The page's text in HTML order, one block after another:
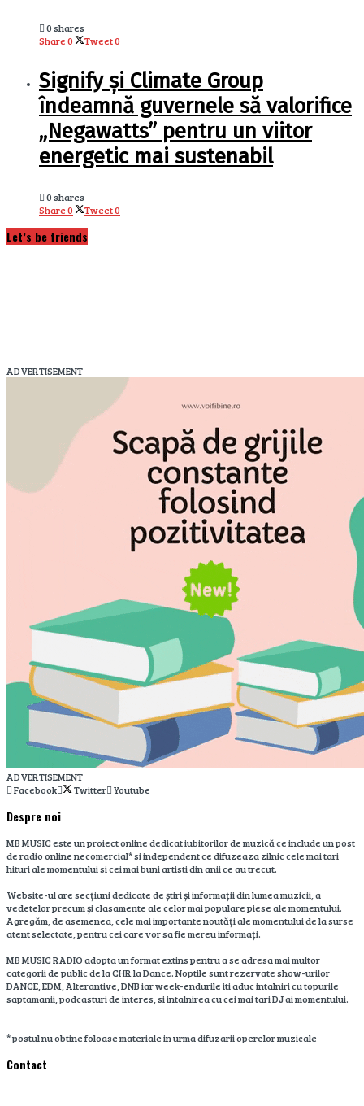
0 shares
Share0 Tweet0
Signify și Climate Group
îndeamnă guvernele să valorifice
„Negawatts” pentru un viitor
energetic mai sustenabil
0 shares
Share0 Tweet0
Let’s be friends
ADVERTISEMENT
ADVERTISEMENT
Facebook
Twitter Youtube
Despre noi
MB MUSIC este un proiect online dedicat iubitorilor de muzică ce include un post
de radio online necomercial* si independent ce difuzeaza zilnic cele mai tari
hituri ale momentului si cei mai buni artisti din anii ce au trecut.
Website-ul are secțiuni dedicate de știri și informații din lumea muzicii, a
vedetelor precum și clasamente ale celor mai populare piese ale momentului.
Agregăm, de asemenea, cele mai importante noutăți ale momentului de la surse
atent selectate, pentru cei care vor sa fie mereu informați.
MB MUSIC RADIO adopta un format extins pentru a se adresa mai multor
categorii de public de la CHR la Dance. Noptile sunt rezervate show-urilor
DANCE, EDM, Alterantive, DNB iar week-endurile iti aduc intalniri cu topurile
saptamanii, podcasturi de interes, si intalnirea cu cei mai tari DJ ai momentului.
* postul nu obtine foloase materiale in urma difuzarii operelor muzicale
Contact